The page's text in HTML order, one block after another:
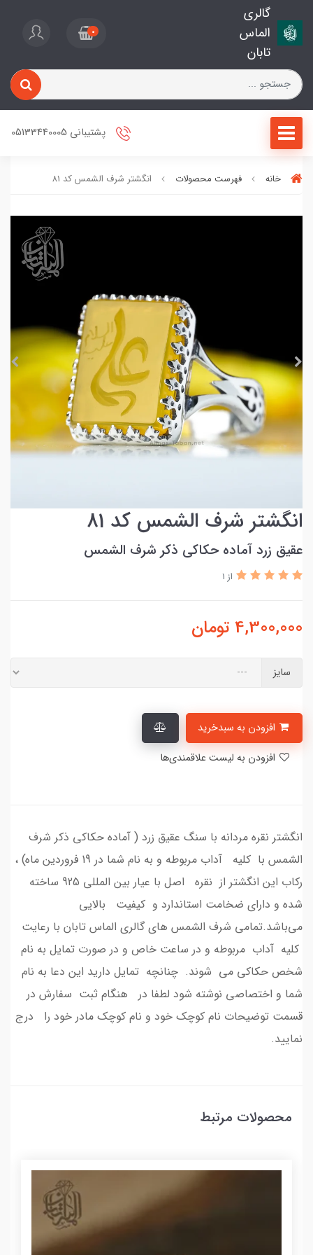
گالری
الماس
تابان
0
پشتیبانی 05133440005
خانه فهرست محصولات انگشتر شرف الشمس کد 81
انگشتر شرف الشمس کد 81
عقیق زرد آماده حکاکی ذکر شرف الشمس
از 1
4,300,000 تومان
سایز
انگشتر نقره مردانه با سنگ عقیق زرد ( آماده حکاکی ذکر شرف
الشمس با کلیه آداب مربوطه و به نام شما در 19 فروردین ماه) ،
رکاب این انگشتر از نقره اصل با عیار بین المللی 925 ساخته
شده و دارای ضخامت استاندارد و کیفیت بالایی
می‌باشد.تمامی شرف الشمس های گالری الماس تابان با رعایت
کلیه آداب مربوطه و در ساعت خاص و در صورت تمایل به نام
شخص حکاکی می شوند. چنانچه تمایل دارید این دعا به نام
شما و اختصاصی نوشته شود لطفا در هنگام ثبت سفارش در
قسمت توضیحات نام کوچک خود و نام کوچک مادر خود را درج
نمایید.
محصولات مرتبط